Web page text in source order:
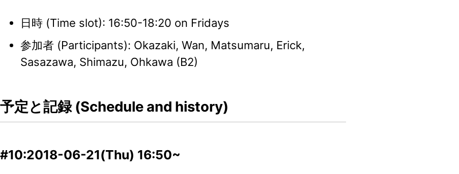
日時 (Time slot): 16:50-18:20 on Fridays
参加者 (Participants): Okazaki, Wan, Matsumaru, Erick,
Sasazawa, Shimazu, Ohkawa (B2)
予定と記録 (Schedule and history)
#10:2018-06-21(Thu) 16:50~